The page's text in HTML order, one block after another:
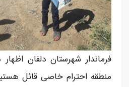
فرماندار شهرستان دلفان
منطقه احترام خاصی قائل